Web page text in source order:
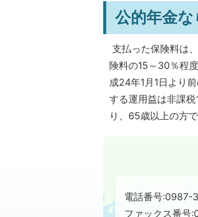
公的年金
支払った保険料は
険料の15～30％程
成24年1月1日より
する運用益は非課
り、65歳以上の方
電話番号:0987-
ファックス番